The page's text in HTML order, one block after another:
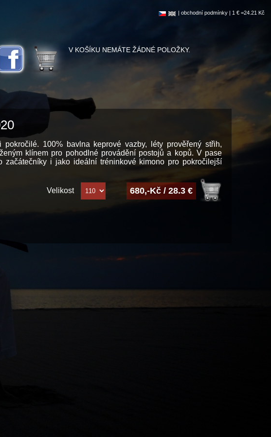
| obchodní podmínky| 1 € =24.21 Kč
V KOŠÍKU NEMÁTE ŽÁDNÉ POLOŽKY.
100% bavlna keprové vazby, léty prověřený střih,
klínem pro pohodlné provádění postojů a kopů. V pase
i jako ideální tréninkové kimono pro pokročilejší
Velikost 680,-Kč / 28.3 €